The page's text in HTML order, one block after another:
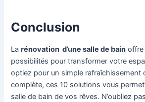
Conclusion
Larénovation d’une salle de bain offre
possibilités pour transformer votre
optiez pour un simple rafraîchissement
complète, ces 10 solutions vous
salle de bain de vos rêves. N’oubliez